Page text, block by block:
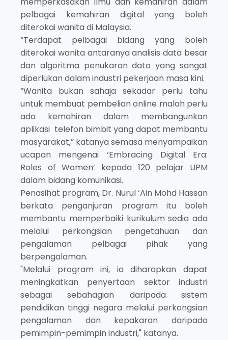
pelbagai kemahiran digital yang boleh
diterokai wanita di Malaysia.
“Terdapat pelbagai bidang yang boleh
diterokai wanita antaranya analisis data besar
dan algoritma penukaran data yang sangat
diperlukan dalam industri pekerjaan masa kini.
“Wanita bukan sahaja sekadar perlu tahu
untuk membuat pembelian online malah perlu
ada kemahiran dalam membangunkan
aplikasi telefon bimbit yang dapat membantu
masyarakat,” katanya semasa menyampaikan
ucapan mengenai ‘Embracing Digital Era:
Roles of Women’ kepada 120 pelajar UPM
dalam bidang komunikasi.
Penasihat program, Dr. Nurul ‘Ain Mohd Hassan
berkata penganjuran program itu boleh
membantu memperbaiki kurikulum sedia ada
melalui perkongsian pengetahuan dan
pengalaman pelbagai pihak yang
berpengalaman.
"Melalui program ini, ia diharapkan dapat
meningkatkan penyertaan sektor industri
sebagai sebahagian daripada sistem
pendidikan tinggi negara melalui perkongsian
pengalaman dan kepakaran daripada
pemimpin-pemimpin industri," katanya.